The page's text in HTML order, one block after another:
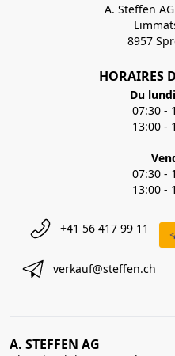
A. Steffen
8957
HORAIRES
Du
07:30 -
13:00 -
07:30 -
13:00 -
+41 56 417 99 11
verkauf@steffen.ch
A. STEFFEN AG